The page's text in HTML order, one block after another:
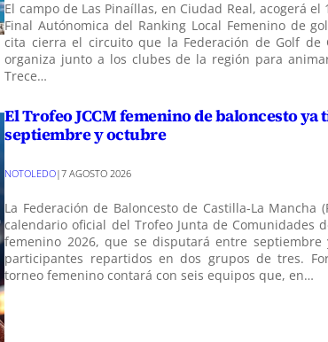
El campo de Las Pinaíllas, en Ciudad Real, acogerá
Final Autónomica del Ranking Local Femenino de
cita cierra el circuito que la Federación de Golf de
organiza junto a los clubes de la región para
Trece…
El Trofeo JCCM femenino de baloncesto
septiembre y octubre
NOTOLEDO|7 AGOSTO 2026
La Federación de Baloncesto de Castilla-La Mancha
calendario oficial del Trofeo Junta de Comunidades
femenino 2026, que se disputará entre
participantes repartidos en dos grupos de tres.
torneo femenino contará con seis equipos que, en…